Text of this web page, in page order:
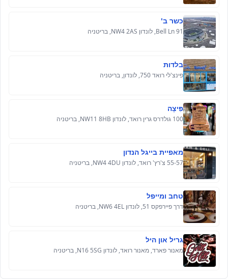
כשר ב'
91 Bell Ln, לונדון NW4 2AS, בריטניה
בלדות
פינצ'לי רואד 750, לונדון, בריטניה
פִּיצָה
100 גולדרס גרין רואד, לונדון NW11 8HB, בריטניה
מאפיית בייגל הנדון
55-57 צ'רץ' רואד, לונדון NW4 4DU, בריטניה
טחב ומייפל
דרך פיירפקס 51, לונדון NW6 4EL, בריטניה
גריל און היל
מאנור פארד, מאנור רואד, לונדון N16 5SG, בריטניה